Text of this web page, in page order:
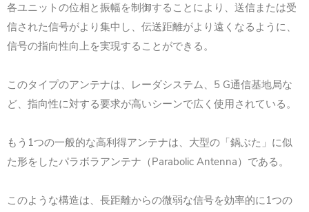
各ユニットの位相と振幅を制御することにより、送信または受
信された信号がより集中し、伝送距離がより遠くなるように、
信号の指向性向上を実現することができる。
このタイプのアンテナは、レーダシステム、5 G通信基地局な
ど、指向性に対する要求が高いシーンで広く使用されている。
もう1つの一般的な高利得アンテナは、大型の「鍋ぶた」に似
た形をしたパラボラアンテナ（Parabolic Antenna）である。
このような構造は、長距離からの微弱な信号を効率的に1つの